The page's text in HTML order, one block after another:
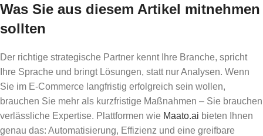
Was Sie aus diesem Artikel mitnehmen
sollten
Der richtige strategische Partner kennt Ihre Branche, spricht
Ihre Sprache und bringt Lösungen, statt nur Analysen. Wenn
Sie im E-Commerce langfristig erfolgreich sein wollen,
brauchen Sie mehr als kurzfristige Maßnahmen – Sie brauchen
verlässliche Expertise. Plattformen wie Maato.ai bieten Ihnen
genau das: Automatisierung, Effizienz und eine greifbare